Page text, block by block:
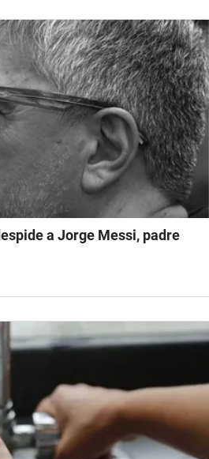
a Jorge Messi, padre